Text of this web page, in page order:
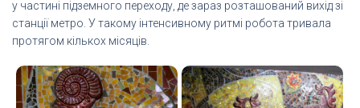
у частині підземного переходу, де зараз розташований вихід зі
станції метро. У такому інтенсивному ритмі робота тривала
протягом кількох місяців.